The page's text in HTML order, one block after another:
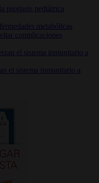
psoriasis pediátrica
metabólicas
complicaciones
el sistema inmunitario a